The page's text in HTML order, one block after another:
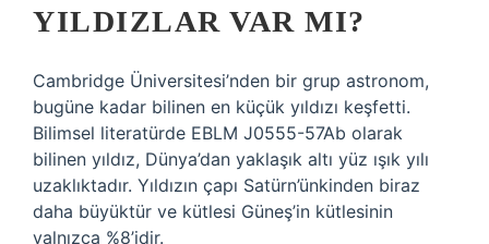
YILDIZLAR VAR MI?
Cambridge Üniversitesi’nden bir grup astronom,
bugüne kadar bilinen en küçük yıldızı keşfetti.
Bilimsel literatürde EBLM J0555-57Ab olarak
bilinen yıldız, Dünya’dan yaklaşık altı yüz ışık yılı
uzaklıktadır. Yıldızın çapı Satürn’ünkinden biraz
daha büyüktür ve kütlesi Güneş’in kütlesinin
yalnızca %8’idir.